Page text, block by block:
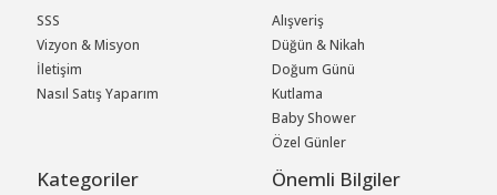
SSS
Vizyon & Misyon
İletişim
Nasıl Satış Yaparım
Alışveriş
Düğün & Nikah
Doğum Günü
Kutlama
Baby Shower
Özel Günler
Kategoriler Önemli Bilgiler